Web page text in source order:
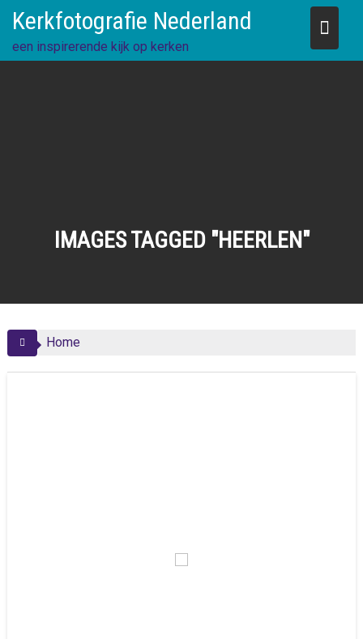
content
Kerkfotografie Nederland
een inspirerende kijk op kerken
IMAGES TAGGED "HEERLEN"
Home